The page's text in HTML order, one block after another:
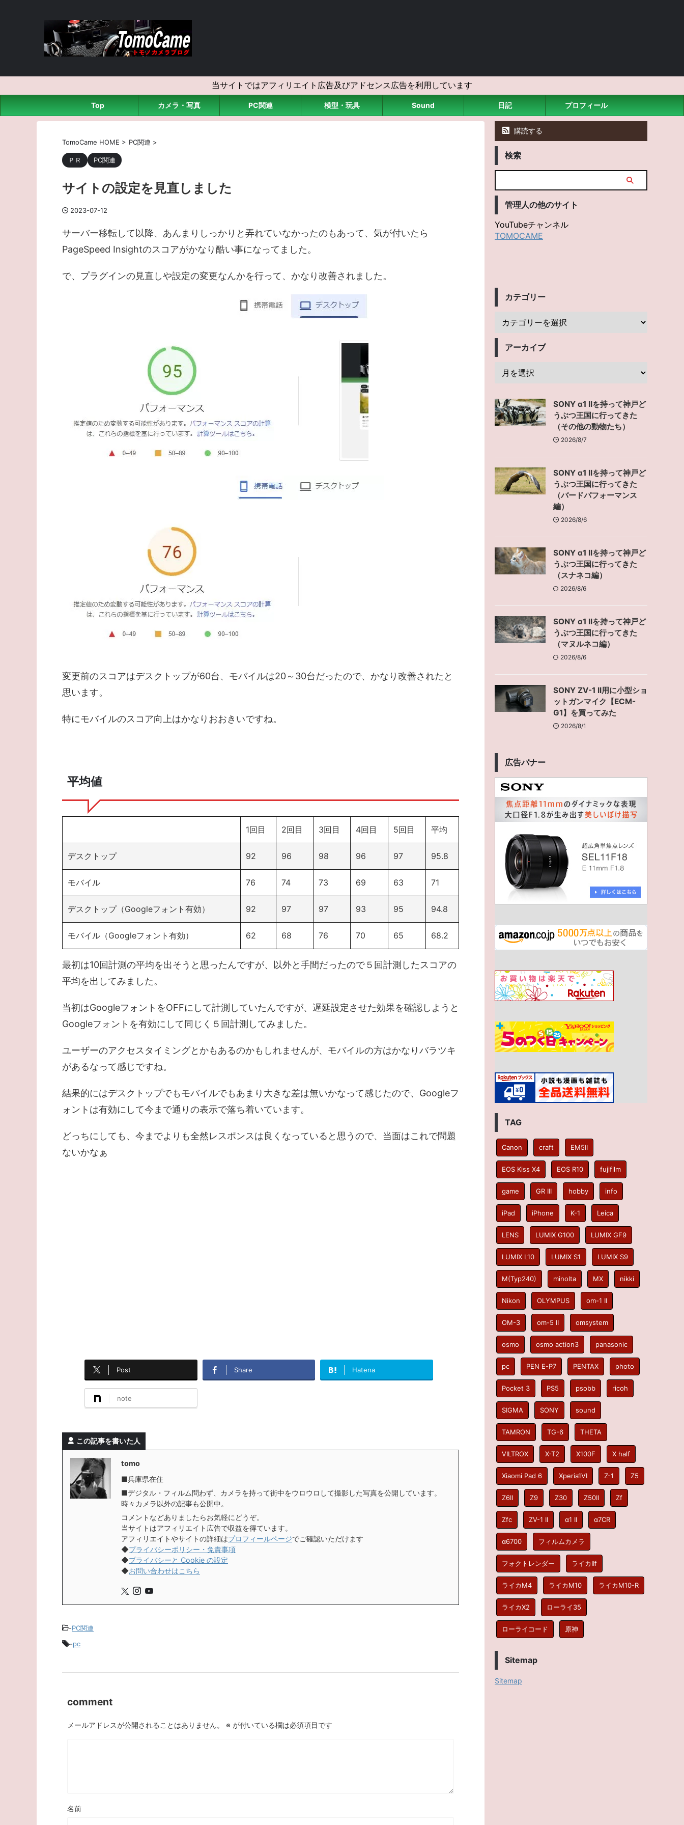
当サイトではアフィリエイト広告及びアドセンス広告を利用しています
Top カメラ・写真 PC関連 模型・玩具 Sound 日記 プロフィール
TomoCame HOME > PC関連 >
ＰＲ PC関連
サイトの設定を見直しました
2023-07-12
サーバー移転して以降、あんまりしっかりと弄れていなかったのもあって、気が付いたら
PageSpeed Insightのスコアがかなり酷い事になってました。
で、プラグインの見直しや設定の変更なんかを行って、かなり改善されました。
変更前のスコアはデスクトップが60台、モバイルは20～30台だったので、かなり改善されたと
思います。
特にモバイルのスコア向上はかなりおおきいですね。
平均値
1回目 2回目 3回目 4回目 5回目 平均
デスクトップ 92 96 98 96 97 95.8
モバイル 76 74 73 69 63 71
デスクトップ（Googleフォント有効） 92 97 97 93 95 94.8
モバイル（Googleフォント有効） 62 68 76 70 65 68.2
最初は10回計測の平均を出そうと思ったんですが、以外と手間だったので５回計測したスコアの
平均を出してみました。
当初はGoogleフォントをOFFにして計測していたんですが、遅延設定させた効果を確認しようと
Googleフォントを有効にして同じく５回計測してみました。
ユーザーのアクセスタイミングとかもあるのかもしれませんが、モバイルの方はかなりバラツキ
があるなって感じですね。
結果的にはデスクトップでもモバイルでもあまり大きな差は無いかなって感じたので、Googleフ
ォントは有効にして今まで通りの表示で落ち着いています。
どっちにしても、今までよりも全然レスポンスは良くなっていると思うので、当面はこれで問題
ないかなぁ
Post Share Hatena
note
この記事を書いた人
tomo
■兵庫県在住
■デジタル・フィルム問わず、カメラを持って街中をウロウロして撮影した写真を公開しています。
時々カメラ以外の記事も公開中。
コメントなどありましたらお気軽にどうぞ。
当サイトはアフィリエイト広告で収益を得ています。
アフィリエイトやサイトの詳細はプロフィールページでご確認いただけます
◆プライバシーポリシー・免責事項
◆プライバシーと Cookie の設定
◆お問い合わせはこちら
-PC関連
-pc
comment
メールアドレスが公開されることはありません。 ※ が付いている欄は必須項目です
名前
購読する
検索
管理人の他のサイト
YouTubeチャンネル
TOMOCAME
カテゴリー
アーカイブ
SONY α1 IIを持って神戸ど
うぶつ王国に行ってきた
（その他の動物たち）
2026/8/7
SONY α1 IIを持って神戸ど
うぶつ王国に行ってきた
（バードパフォーマンス
編）
2026/8/6
SONY α1 IIを持って神戸ど
うぶつ王国に行ってきた
（スナネコ編）
2026/8/6
SONY α1 IIを持って神戸ど
うぶつ王国に行ってきた
（マヌルネコ編）
2026/8/6
SONY ZV-1 II用に小型ショ
ットガンマイク【ECM-
G1】を買ってみた
2026/8/1
広告バナー
TAG
Canon craft EM5II
EOS Kiss X4 EOS R10 fujifilm
game GR III hobby info
iPad iPhone K-1 Leica
LENS LUMIX G100 LUMIX GF9
LUMIX L10 LUMIX S1 LUMIX S9
M(Typ240) minolta MX nikki
Nikon OLYMPUS om-1 II
OM-3 om-5 II omsystem
osmo osmo action3 panasonic
pc PEN E-P7 PENTAX photo
Pocket 3 PS5 psobb ricoh
SIGMA SONY sound
TAMRON TG-6 THETA
VILTROX X-T2 X100F X half
Xiaomi Pad 6 Xperia1VI Z-1 Z5
Z6II Z9 Z30 Z50II Zf
Zfc ZV-1 II α1 II α7CR
α6700 フィルムカメラ
フォクトレンダー ライカIIf
ライカM4 ライカM10 ライカM10-R
ライカX2 ローライ35
ローライコード 原神
Sitemap
Sitemap